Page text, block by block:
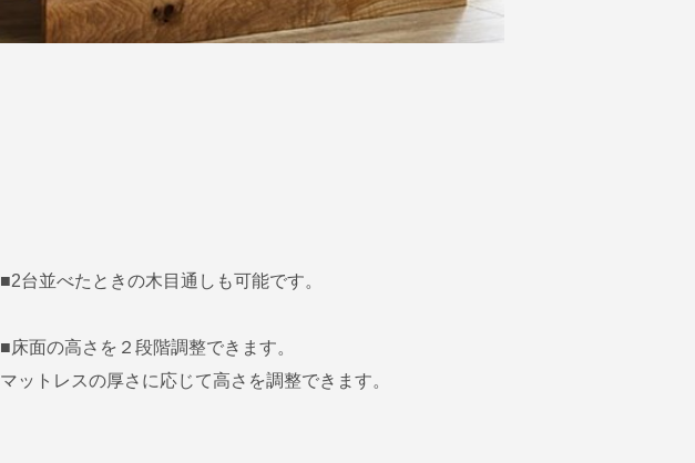
■2台並べたときの木目通しも可能です。
■床面の高さを２段階調整できます。
マットレスの厚さに応じて高さを調整できます。